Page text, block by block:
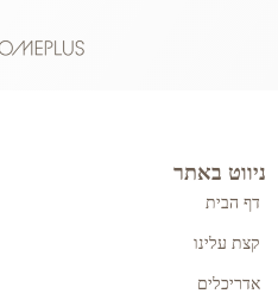
ניווט באתר
דף הבית
קצת עלינו
אדריכלים